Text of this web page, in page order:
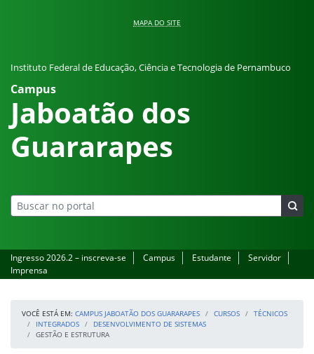
MAPA DO SITE
Instituto Federal de Educação, Ciência e Tecnologia de Pernambuco
Campus
Jaboatão dos
Guararapes
Ingresso 2026.2 – inscreva-se Campus Estudante
Servidor
Imprensa
VOCÊ ESTÁ EM: CAMPUS JABOATÃO DOS GUARARAPES CURSOS
TÉCNICOS
INTEGRADOS
DESENVOLVIMENTO DE SISTEMAS
GESTÃO E ESTRUTURA